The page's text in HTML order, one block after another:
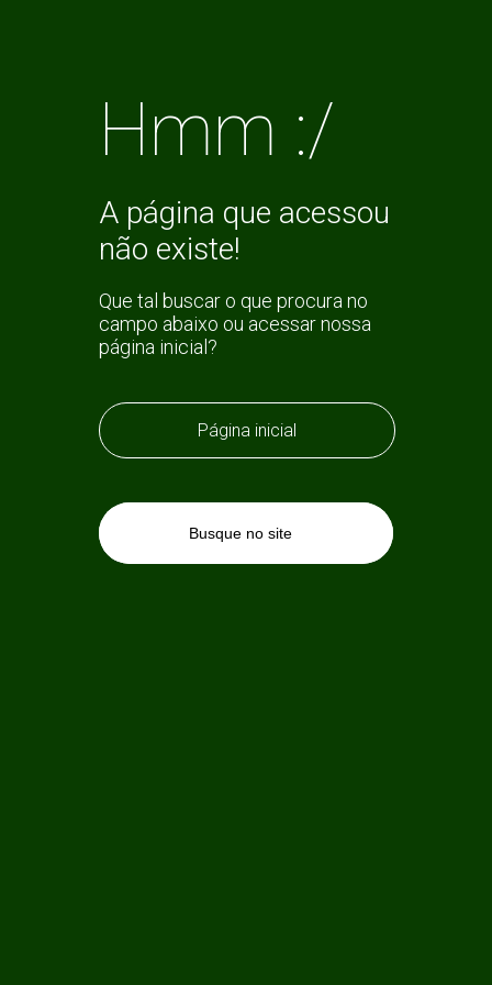
Hmm :/
A página que acessou
não existe!
Que tal buscar o que procura no
campo abaixo ou acessar nossa
página inicial?
Página inicial